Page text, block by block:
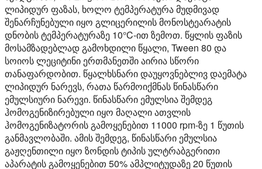
ლიპიდურ ფაზას, ხოლო ტემპერატურა მუდმივად
შენარჩუნებული იყო გლიცერილის მონოსტეარატის
დნობის ტემპერატურაზე 10°C-ით ზემოთ. წყლის ფაზის
მოსამზადებლად გამოხდილი წყალი, Tween 80 და
სოიოს ლეციტინი ერთმანეთში აირია სწორი
თანაფარდობით. წყალხსნარი დაუყოვნებლივ დაემატა
ლიპიდურ ნარევს, რათა წარმოიქმნას წინასწარი
ემულსიური ნარევი. წინასწარი ემულსია შემდეგ
ჰომოგენიზირებული იყო მაღალი ათვლის
ჰომოგენიზატორის გამოყენებით 11000 rpm-ზე 1 წუთის
განმავლობაში. ამის შემდეგ, წინასწარი ემულსია
გაჟღენთილი იყო ზონდის ტიპის ულტრაბგერითი
აპარატის გამოყენებით 50% ამპლიტუდაზე 20 წუთის